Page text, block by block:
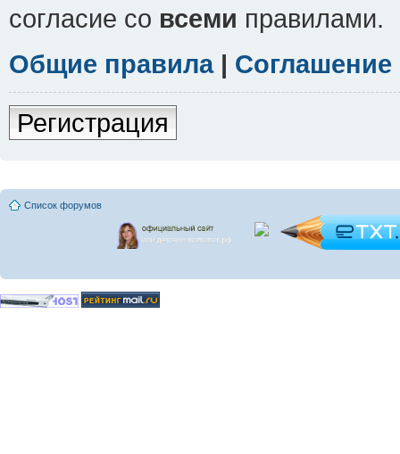
согласие со всеми правилами.
Общие правила|
Регистрация
Список форумов